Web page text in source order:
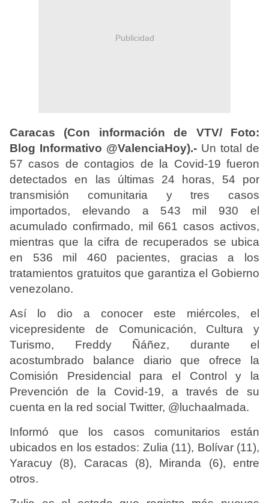
Publicidad
Caracas (Con información de VTV/ Foto:
Blog Informativo @ValenciaHoy).- Un total de
57 casos de contagios de la Covid-19 fueron
detectados en las últimas 24 horas, 54 por
transmisión comunitaria y tres casos
importados, elevando a 543 mil 930 el
acumulado confirmado, mil 661 casos activos,
mientras que la cifra de recuperados se ubica
en 536 mil 460 pacientes, gracias a los
tratamientos gratuitos que garantiza el Gobierno
venezolano.
Así lo dio a conocer este miércoles, el
vicepresidente de Comunicación, Cultura y
Turismo, Freddy Ñáñez, durante el
acostumbrado balance diario que ofrece la
Comisión Presidencial para el Control y la
Prevención de la Covid-19, a través de su
cuenta en la red social Twitter, @luchaalmada.
Informó que los casos comunitarios están
ubicados en los estados: Zulia (11), Bolívar (11),
Yaracuy (8), Caracas (8), Miranda (6), entre
otros.